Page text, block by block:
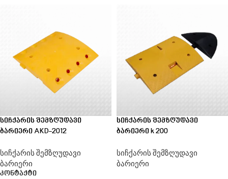
სიჩქარის შემზღუდავი
ბარიერი AKD-2012
სიჩქარის შემზღუდავი
ბარიერი
სიჩქარის შემზღუდავი
ბარიერი k 200
სიჩქარის შემზღუდავი
ბარიერი
კონტაქტი